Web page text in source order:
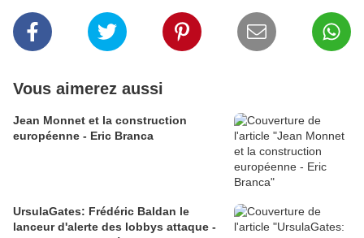
Vous aimerez aussi
Jean Monnet et la construction
européenne - Eric Branca
UrsulaGates: Frédéric Baldan le
lanceur d'alerte des lobbys attaque -